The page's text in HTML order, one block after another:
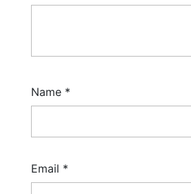
Name *
Email *